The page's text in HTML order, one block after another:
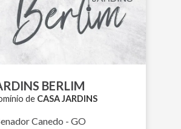
BERLIM
de CASA JARDINS
Canedo - GO